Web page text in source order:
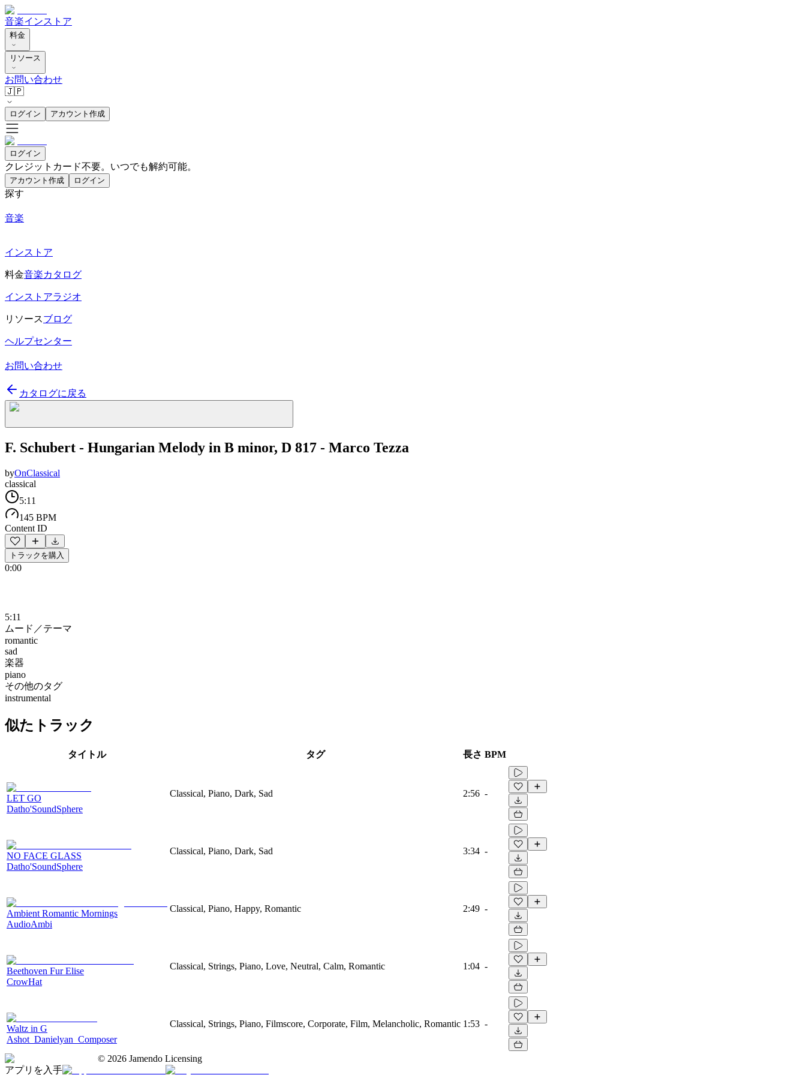
音楽インストア
料金
リソース
お問い合わせ
🇯🇵
ログイン アカウント作成
ログイン
クレジットカード不要。いつでも解約可能。
アカウント作成 ログイン
探す
音楽
インストア
料金音楽カタログ
インストアラジオ
リソースブログ
ヘルプセンター
お問い合わせ
カタログに戻る
F. Schubert - Hungarian Melody in B minor, D 817 - Marco Tezza
byOnClassical
classical
5:11
145 BPM
Content ID
トラックを購入
0:00
5:11
ムード／テーマ
romantic
sad
楽器
piano
その他のタグ
instrumental
似たトラック
タイトル タグ 長さ BPM
LET GO
Datho'SoundSphere
Classical, Piano, Dark, Sad 2:56 -
NO FACE GLASS
Datho'SoundSphere
Classical, Piano, Dark, Sad 3:34 -
Ambient Romantic Mornings
AudioAmbi
Classical, Piano, Happy, Romantic 2:49 -
Beethoven Fur Elise
CrowHat
Classical, Strings, Piano, Love, Neutral, Calm, Romantic 1:04 -
Waltz in G
Ashot_Danielyan_Composer
Classical, Strings, Piano, Filmscore, Corporate, Film, Melancholic, Romantic 1:53 -
© 2026 Jamendo Licensing
アプリを入手